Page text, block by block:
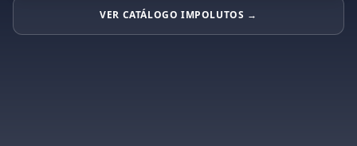
VER CATÁLOGO IMPOLUTOS →